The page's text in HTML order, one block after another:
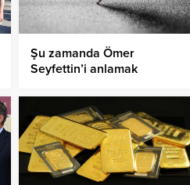
Şu zamanda Ömer
Seyfettin’i anlamak